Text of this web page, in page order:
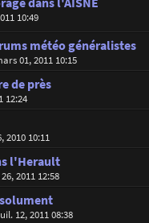
10:49
météo généralistes
01, 2011 10:15
de près
12:24
2010 10:11
l'Herault
2011 12:58
12, 2011 08:38